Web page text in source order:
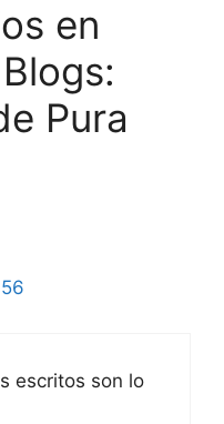
en
Pura
escritos son lo